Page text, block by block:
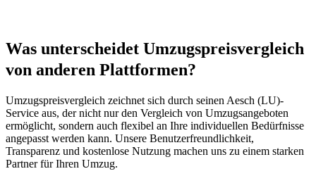
Was unterscheidet Umzugspreisvergleich
von anderen Plattformen?
Umzugspreisvergleich zeichnet sich durch seinen Aesch (LU)-
Service aus, der nicht nur den Vergleich von Umzugsangeboten
ermöglicht, sondern auch flexibel an Ihre individuellen Bedürfnisse
angepasst werden kann. Unsere Benutzerfreundlichkeit,
Transparenz und kostenlose Nutzung machen uns zu einem starken
Partner für Ihren Umzug.